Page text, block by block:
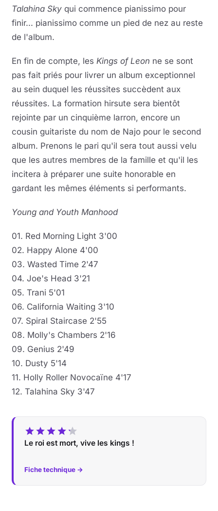
Talahina Sky qui commence pianissimo pour
finir... pianissimo comme un pied de nez au reste
de l'album.
En fin de compte, les Kings of Leon ne se sont
pas fait priés pour livrer un album exceptionnel
au sein duquel les réussites succèdent aux
réussites. La formation hirsute sera bientôt
rejointe par un cinquième larron, encore un
cousin guitariste du nom de Najo pour le second
album. Prenons le pari qu'il sera tout aussi velu
que les autres membres de la famille et qu'il les
incitera à préparer une suite honorable en
gardant les mêmes éléments si performants.
Young and Youth Manhood
01. Red Morning Light 3'00
02. Happy Alone 4'00
03. Wasted Time 2'47
04. Joe's Head 3'21
05. Trani 5'01
06. California Waiting 3'10
07. Spiral Staircase 2'55
08. Molly's Chambers 2'16
09. Genius 2'49
10. Dusty 5'14
11. Holly Roller Novocaïne 4'17
12. Talahina Sky 3'47
Le roi est mort, vive les kings !
Fiche technique →